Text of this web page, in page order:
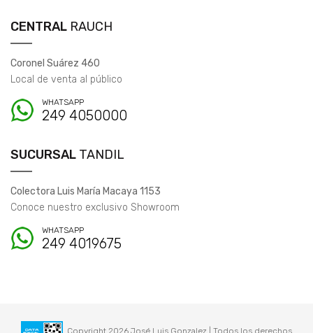
CENTRAL RAUCH
Coronel Suárez 460
Local de venta al público
WHATSAPP
249 4050000
SUCURSAL TANDIL
Colectora Luis María Macaya 1153
Conoce nuestro exclusivo Showroom
WHATSAPP
249 4019675
Copyright 2026 José Luis Gonzalez | Todos los derechos